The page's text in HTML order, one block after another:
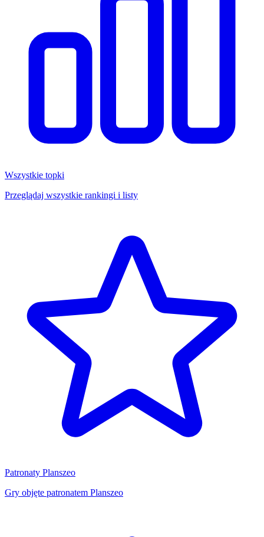
Wszystkie topki
Przeglądaj wszystkie rankingi i listy
Patronaty Planszeo
Gry objęte patronatem Planszeo